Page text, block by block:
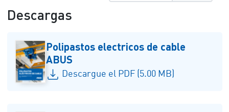
Descargas
Polipastos electricos de cable
ABUS
Descargue el PDF (5.00 MB)